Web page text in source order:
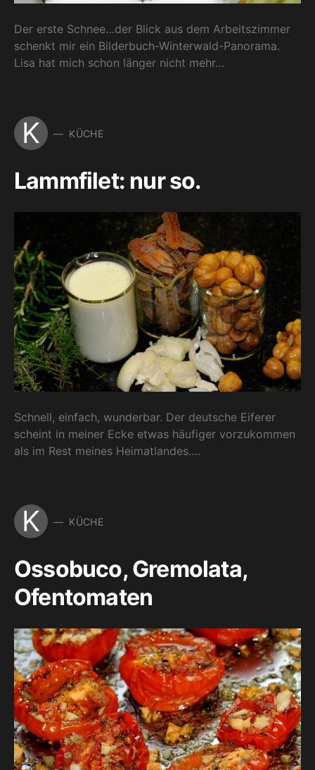
Der erste Schnee…der Blick aus dem Arbeitszimmer
schenkt mir ein Bilderbuch-Winterwald-Panorama.
Lisa hat mich schon länger nicht mehr…
K KÜCHE
Lammfilet: nur so.
Schnell, einfach, wunderbar. Der deutsche Eiferer
scheint in meiner Ecke etwas häufiger vorzukommen
als im Rest meines Heimatlandes.…
K KÜCHE
Ossobuco, Gremolata,
Ofentomaten